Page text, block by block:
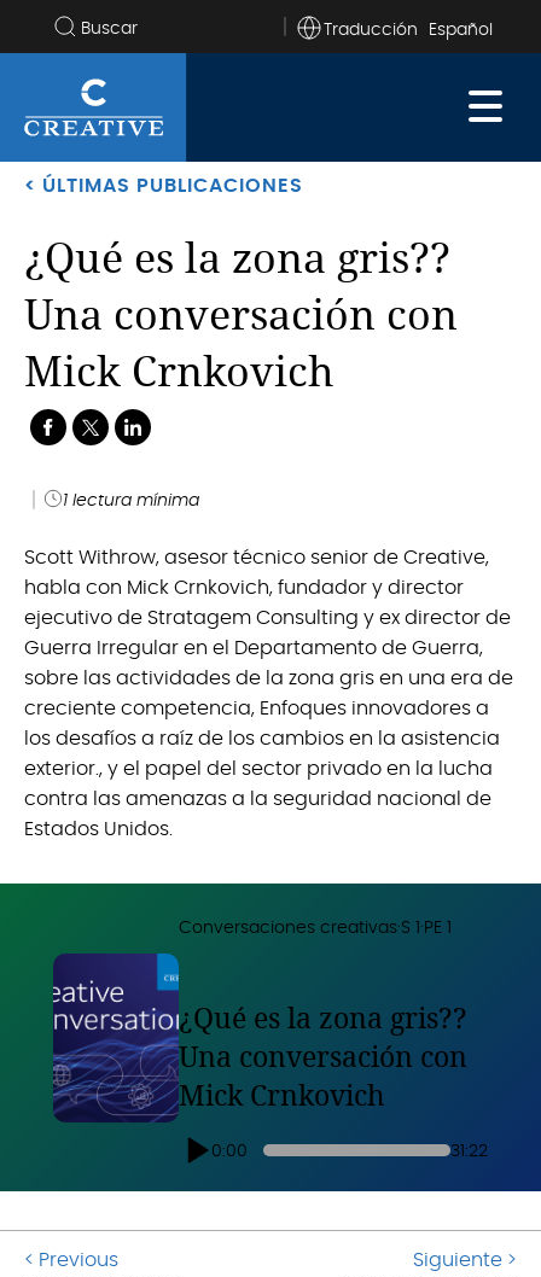
buscar
en
sitio
Traducción
< ÚLTIMAS PUBLICACIONES
¿Qué es la zona gris??
Una conversación con
Mick Crnkovich
Al
1 lectura mínima.
Scott Withrow, asesor técnico senior de Creative,
habla con Mick Crnkovich, fundador y director
ejecutivo de Stratagem Consulting y ex director de
Guerra Irregular en el Departamento de Guerra,
sobre las actividades de la zona gris en una era de
creciente competencia, Enfoques innovadores a
los desafíos a raíz de los cambios en la asistencia
exterior., y el papel del sector privado en la lucha
contra las amenazas a la seguridad nacional de
Estados Unidos.
Conversaciones creativas·S · PE
¿Qué es la zona gris??
Una conversación con
Mick Crnkovich
0:00 31:22
< Previous
Ir
Siguiente >Ir